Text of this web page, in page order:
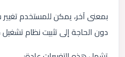
بمعنى آخر، يمكن للمستخدم
دون الحاجة إلى تثبيت نظام